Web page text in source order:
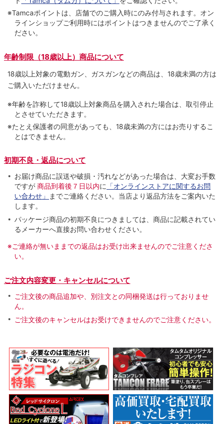
※Tamcaポイントは、店舗でのご購⼊時にのみ付与されます。オン
ラインショップご利用時にはポイントはつきませんのでご了承く
ださい。
年齢制限（18歳以上）商品について
18歳以上対象の電動ガン、ガスガンなどの商品は、18歳未満の方は
ご購入いただけません。
※年齢を詐称して18歳以上対象商品を購入された場合は、取引停止
とさせていただきます。
※たとえ保護者の同意があっても、18歳未満の方にはお売りするこ
とはできません。
初期不良・返品について
お届け商品に誤送や破損・汚れなどがあった場合は、大変お手数
ですが 商品到着後７日以内に 「オンラインストアに関するお問
い合わせ」 までご連絡ください。当店より返品方法をご案内いた
します。
パッケージ商品の初期不良につきましては、商品に記載されてい
るメーカーへ直接お問い合わせください。
※ご連絡が無いままでの返品はお受け出来ませんのでご注意くださ
い。
ご注文内容変更・キャンセルについて
ご注文後の商品追加や、別注文との同梱発送は行っておりませ
ん。
ご注文後のキャンセルはお受けできませんのでご注意ください。